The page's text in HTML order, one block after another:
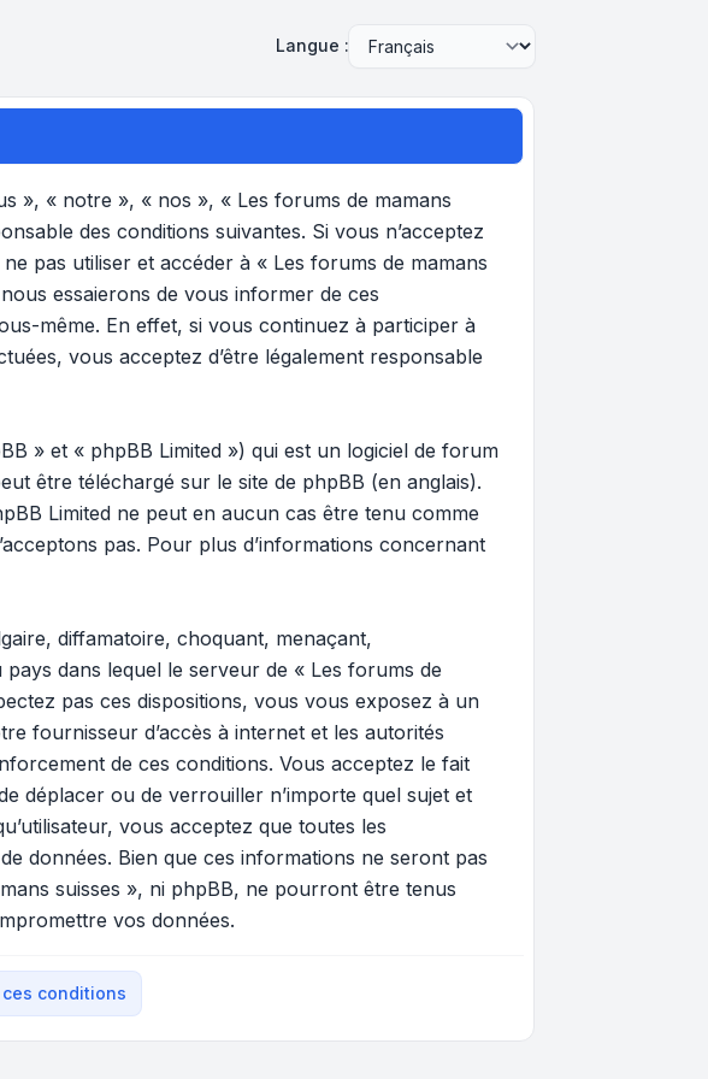
Langue :
», « notre », « nos », « Les forums de mamans
des conditions suivantes. Si vous n’acceptez
pas utiliser et accéder à « Les forums de mamans
essaierons de vous informer de ces
même. En effet, si vous continuez à participer à
vous acceptez d’être légalement responsable
» et « phpBB Limited ») qui est un logiciel de forum
être téléchargé sur le site de phpBB (en anglais).
Limited ne peut en aucun cas être tenu comme
pas. Pour plus d’informations concernant
diffamatoire, choquant, menaçant,
dans lequel le serveur de « Les forums de
pas ces dispositions, vous vous exposez à un
fournisseur d’accès à internet et les autorités
de ces conditions. Vous acceptez le fait
déplacer ou de verrouiller n’importe quel sujet et
vous acceptez que toutes les
données. Bien que ces informations ne seront pas
suisses », ni phpBB, ne pourront être tenus
vos données.
conditions